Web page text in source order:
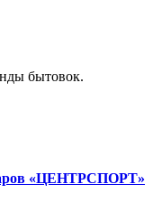
бытовок.
«ЦЕНТРСПОРТ»